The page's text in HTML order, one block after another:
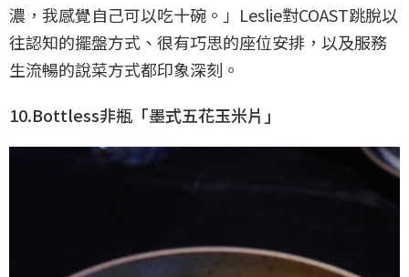
濃，我感覺自己可以吃十碗。」Leslie對COAST跳脫以
往認知的擺盤方式、很有巧思的座位安排，以及服務
生流暢的說菜方式都印象深刻。
10.Bottless非瓶「墨式五花玉米片」